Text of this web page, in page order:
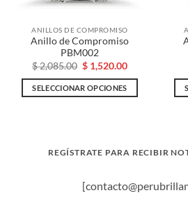
ANILLOS DE COMPROMISO
Anillo de Compromiso
PBM002
$2,085.00 El
precio
original
era:
$ 1,520.00El
actual
SELECCIONAR OPCIONES
opciones
REGÍSTRATE PARA RECIBIR